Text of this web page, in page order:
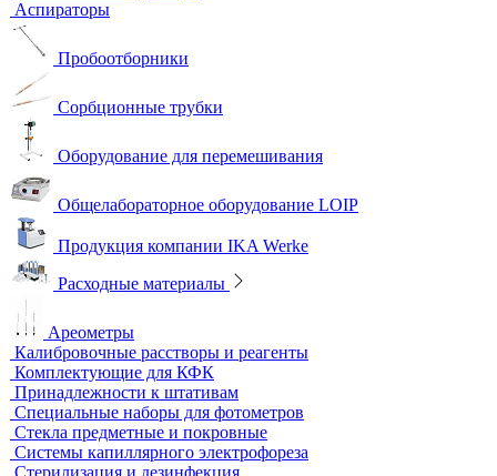
Наборы для экспресс тестов
Индикаторные трубки
Полевые и мини-лаборатории
Сорбционные трубки
Тест-комплекты
Нагревательные устройства
Колбонагреватели
Нагревательные плиты
Песчаные бани
Оборудование для лабораторий пищевой промышленности и
ветеринарии
Оборудование для отбора проб воздуха
Аналитичесике фильтры
Аспираторы
Сорбционные трубки
Оборудование для перемешивания
Общелабораторное оборудование LOIP